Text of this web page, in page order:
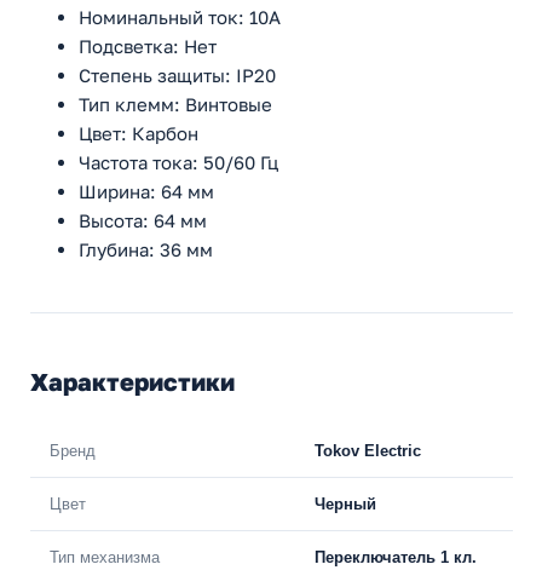
Номинальный ток: 10А
Подсветка: Нет
Степень защиты: IP20
Тип клемм: Винтовые
Цвет: Карбон
Частота тока: 50/60 Гц
Ширина: 64 мм
Высота: 64 мм
Глубина: 36 мм
Характеристики
Бренд Tokov Electric
Цвет Черный
Тип механизма Переключатель 1 кл.